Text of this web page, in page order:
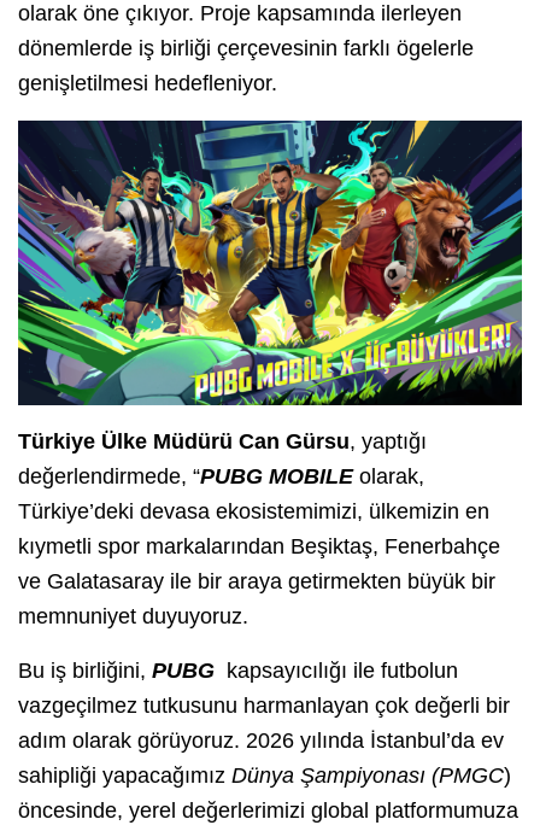
olarak öne çıkıyor. Proje kapsamında ilerleyen
dönemlerde iş birliği çerçevesinin farklı ögelerle
genişletilmesi hedefleniyor.
Türkiye Ülke Müdürü Can Gürsu, yaptığı
değerlendirmede, “PUBG MOBILEolarak,
Türkiye’deki devasa ekosistemimizi, ülkemizin en
kıymetli spor markalarından Beşiktaş, Fenerbahçe
ve Galatasaray ile bir araya getirmekten büyük bir
memnuniyet duyuyoruz.
Bu iş birliğini, PUBG kapsayıcılığı ile futbolun
vazgeçilmez tutkusunu harmanlayan çok değerli bir
adım olarak görüyoruz. 2026 yılında İstanbul’da ev
sahipliği yapacağımız Dünya Şampiyonası (PMGC)
öncesinde, yerel değerlerimizi global platformumuza